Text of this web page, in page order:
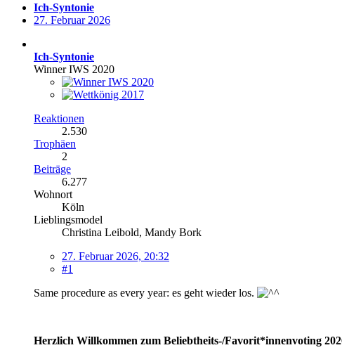
Ich-Syntonie
27. Februar 2026
Ich-Syntonie
Winner IWS 2020
Reaktionen
2.530
Trophäen
2
Beiträge
6.277
Wohnort
Köln
Lieblingsmodel
Christina Leibold, Mandy Bork
27. Februar 2026, 20:32
#1
Same procedure as every year: es geht wieder los.
Herzlich Willkommen zum Beliebtheits-/Favorit*innenvoting